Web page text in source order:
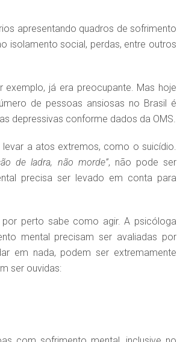
apresentando quadros de sofrimento
isolamento social, perdas, entre outros
já era preocupante. Mas hoje
de pessoas ansiosas no Brasil é
depressivas conforme dados da OMS.
a atos extremos, como o suicídio.
de ladra, não morde”, não pode ser
precisa ser levado em conta para
perto sabe como agir. A psicóloga
mental precisam ser avaliadas por
em nada, podem ser extremamente
ser ouvidas: